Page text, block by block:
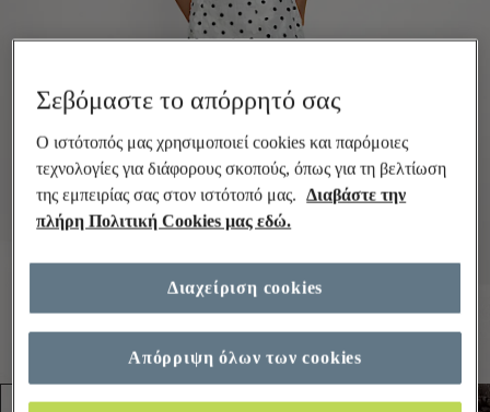
Σεβόμαστε το απόρρητό σας
Ο ιστότοπός μας χρησιμοποιεί cookies και παρόμοιες
τεχνολογίες για διάφορους σκοπούς, όπως για τη βελτίωση
της εμπειρίας σας στον ιστότοπό μας.
Διαβάστε την
πλήρη Πολιτική Cookies μας εδώ.
Απόρριψη όλων των cookies
Διαχείριση cookies